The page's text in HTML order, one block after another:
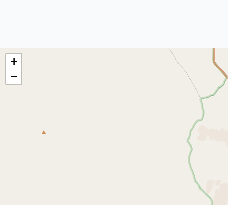
+
−